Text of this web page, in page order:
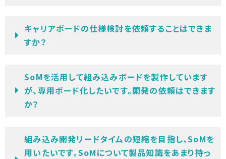
キャリアボードの仕様検討を依頼することはできま
すか？
SoMを活用して組み込みボードを製作しています
が、専用ボード化したいです。開発の依頼はできます
か？
組み込み開発リードタイムの短縮を目指し、SoMを
用いたいです。SoMについて製品知識をあまり持っ